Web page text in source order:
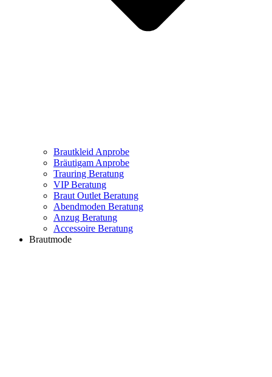
Brautkleid Anprobe
Bräutigam Anprobe
Trauring Beratung
VIP Beratung
Braut Outlet Beratung
Abendmoden Beratung
Anzug Beratung
Accessoire Beratung
Brautmode